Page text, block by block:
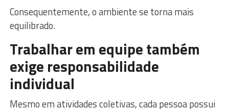
Consequentemente, o ambiente se torna mais
equilibrado.
Trabalhar em equipe também
exige responsabilidade
individual
Mesmo em atividades coletivas, cada pessoa possui